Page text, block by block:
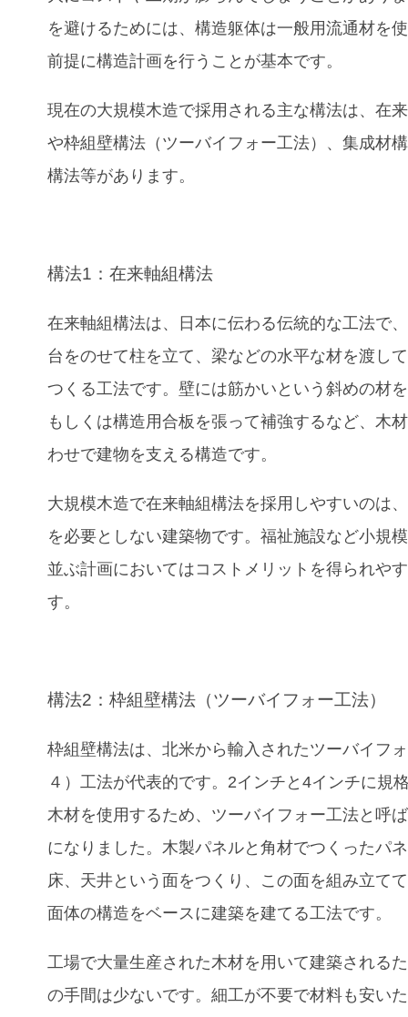
を避けるためには、構造躯体は一般用流通材を
前提に構造計画を行うことが基本です。
現在の大規模木造で採用される主な構法は、在
や枠組壁構法（ツーバイフォー工法）、集成材
構法等があります。
構法1：在来軸組構法
在来軸組構法は、日本に伝わる伝統的な工法で
台をのせて柱を立て、梁などの水平な材を渡し
つくる工法です。壁には筋かいという斜めの材
もしくは構造用合板を張って補強するなど、木
わせで建物を支える構造です。
大規模木造で在来軸組構法を採用しやすいのは
を必要としない建築物です。福祉施設など小規
並ぶ計画においてはコストメリットを得られや
す。
構法2：枠組壁構法（ツーバイフォー工法）
枠組壁構法は、北米から輸入されたツーバイフ
４）工法が代表的です。2インチと4インチに規
木材を使用するため、ツーバイフォー工法と呼
になりました。木製パネルと角材でつくったパ
床、天井という面をつくり、この面を組み立て
面体の構造をベースに建築を建てる工法です。
工場で大量生産された木材を用いて建築される
の手間は少ないです。細工が不要で材料も安い